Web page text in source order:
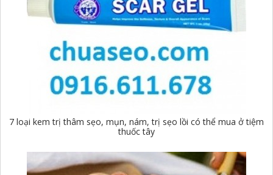
7 loại kem trị thâm sẹo, mụn, nám, trị sẹo lồi có thể mua ở tiệm
thuốc tây